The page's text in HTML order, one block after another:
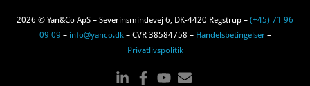
2026 © Yan&Co ApS – Severinsmindevej 6, DK-4420 Regstrup –(+45) 71 96
09 09 – info@yanco.dk– CVR 38584758 – Handelsbetingelser–
Privatlivspolitik